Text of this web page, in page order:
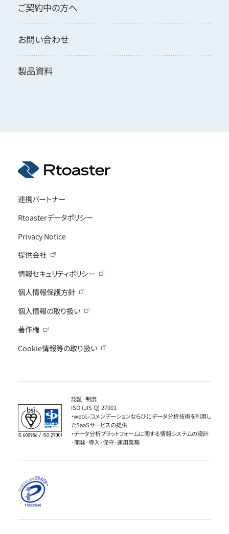
ご契約中の方へ
お問い合わせ
製品資料
連携パートナー
Rtoasterデータポリシー
Privacy Notice
提供会社
情報セキュリティポリシー
個人情報保護方針
個人情報の取り扱い
著作権
Cookie情報等の取り扱い
認証·制度
ISO (JIS Q) 27001
・webレコメンデーションならびにデータ分析技術を利用し
たSaaSサービスの提供
・データ分析プラットフォームに関する情報システムの設計
·開発·導入·保守·運用業務